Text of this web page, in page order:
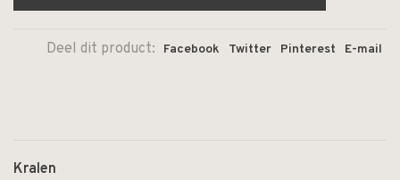
Deel dit product: Facebook Twitter Pinterest E-mail
Kralen